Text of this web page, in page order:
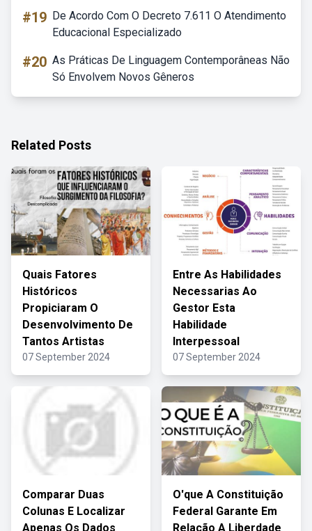
#19 De Acordo Com O Decreto 7.611 O Atendimento
Educacional Especializado
#20 As Práticas De Linguagem Contemporâneas Não
Só Envolvem Novos Gêneros
Related Posts
Quais Fatores
Históricos
Propiciaram O
Desenvolvimento De
Tantos Artistas
07 September 2024
Entre As Habilidades
Necessarias Ao
Gestor Esta
Habilidade
Interpessoal
07 September 2024
Comparar Duas
Colunas E Localizar
Apenas Os Dados
O'que A Constituição
Federal Garante Em
Relação A Liberdade